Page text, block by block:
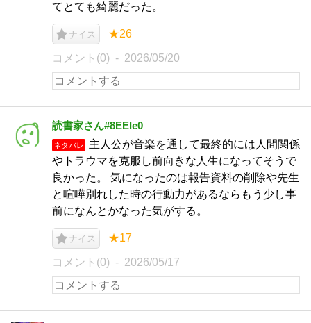
てとても綺麗だった。
ナイス ★26
コメント(0) 2026/05/20
読書家さん#8EEIe0
ネタバレ
主人公が音楽を通して最終的には人間関係
やトラウマを克服し前向きな人生になってそうで
良かった。 気になったのは報告資料の削除や先生
と喧嘩別れした時の行動力があるならもう少し事
前になんとかなった気がする。
ナイス ★17
コメント(0) 2026/05/17